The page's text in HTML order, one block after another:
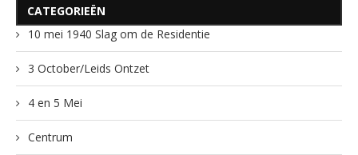
CATEGORIEËN
10 mei 1940 Slag om de Residentie
3 October/Leids Ontzet
4 en 5 Mei
Centrum